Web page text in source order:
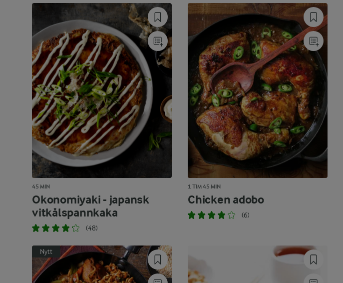
45 MIN
Okonomiyaki - japansk
vitkålspannkaka
(48)
1 TIM 45 MIN
Chicken adobo
(6)
Nytt